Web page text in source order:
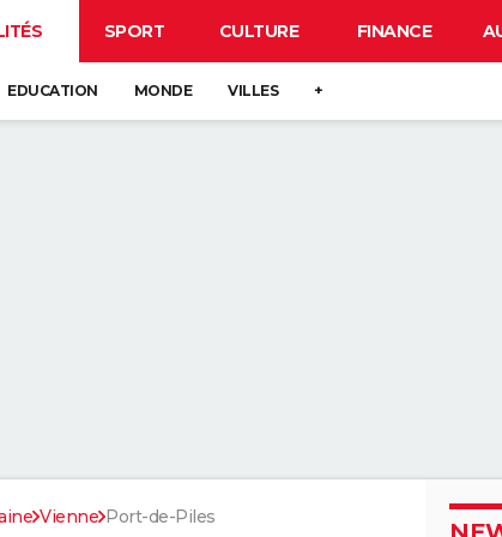
SPORT CULTURE FINANCE
EDUCATION MONDE VILLES +
Vienne Port-de-Piles